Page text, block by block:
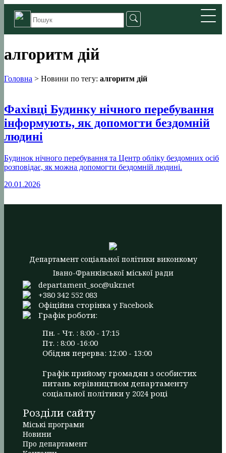
алгоритм дій
Головна > Новини по тегу: алгоритм дій
Фахівці Будинку нічного перебування
інформують, як допомогти бездомній
людині
Будинок нічного перебування та Центр обліку бездомних осіб
розповідає, як можна допомогти бездомній людині.
20.01.2026
Департамент соціальної політики виконкому
Івано-Франківської міської ради
departament_soc@ukr.net
+380 342 552 083
Офіційна сторінка у Facebook
Графік роботи:
Пн. - Чт. : 8:00 - 17:15
Пт. : 8:00 -16:00
Обідня перерва: 12:00 - 13:00
Графік прийому громадян з особистих
питань керівництвом департаменту
соціальної політики у 2024 році
Розділи сайту
Міські програми
Новини
Про департамент